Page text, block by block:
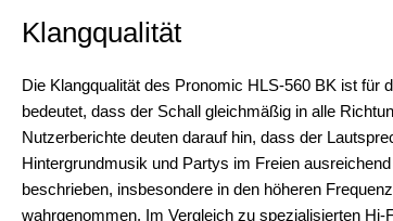
Klangqualität
Die Klangqualität des Pronomic HLS-560 BK ist für
bedeutet, dass der Schall gleichmäßig in alle
Nutzerberichte deuten darauf hin, dass der
Hintergrundmusik und Partys im Freien
beschrieben, insbesondere in den höheren
wahrgenommen. Im Vergleich zu spezialisierten